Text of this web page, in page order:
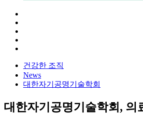
건강한 조직
News
대한자기공명기술학회
대한자기공명기술학회,